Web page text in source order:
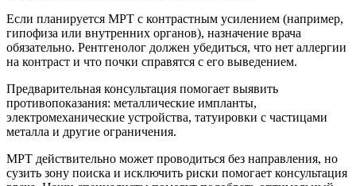
Если планируется МРТ с контрастным усилением (например,
гипофиза или внутренних органов), назначение врача
обязательно. Рентгенолог должен убедиться, что нет аллергии
на контраст и что почки справятся с его выведением.
Предварительная консультация помогает выявить
противопоказания: металлические импланты,
электромеханические устройства, татуировки с частицами
металла и другие ограничения.
МРТ действительно может проводиться без направления, но
сузить зону поиска и исключить риски помогает консультация